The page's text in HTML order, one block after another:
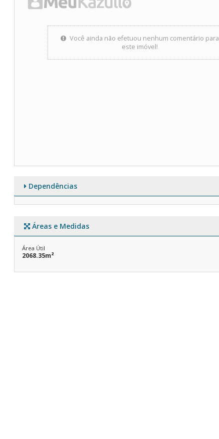
Você ainda não efetuou nenhum comentário para
este imóvel!
Dependências
Áreas e Medidas
Área Útil
2068.35m²